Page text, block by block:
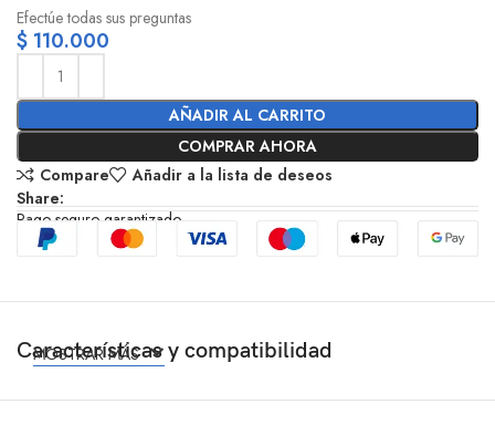
Efectúe todas sus preguntas
$ 110.000
AÑADIR AL CARRITO
COMPRAR AHORA
Compare
Añadir a la lista de deseos
Share:
Pago seguro garantizado
Características y compatibilidad
MOSTRAR MÁS